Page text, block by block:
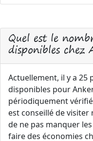
Quel est le
disponibles chez
Actuellement, il y a
disponibles pour
périodiquement
est conseillé de
de ne pas manquer
faire des économies